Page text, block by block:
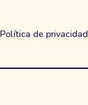
Política de privacidad